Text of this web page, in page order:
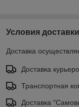
Условия доставки
Доставка
Доставка
Транспортная
Доставка